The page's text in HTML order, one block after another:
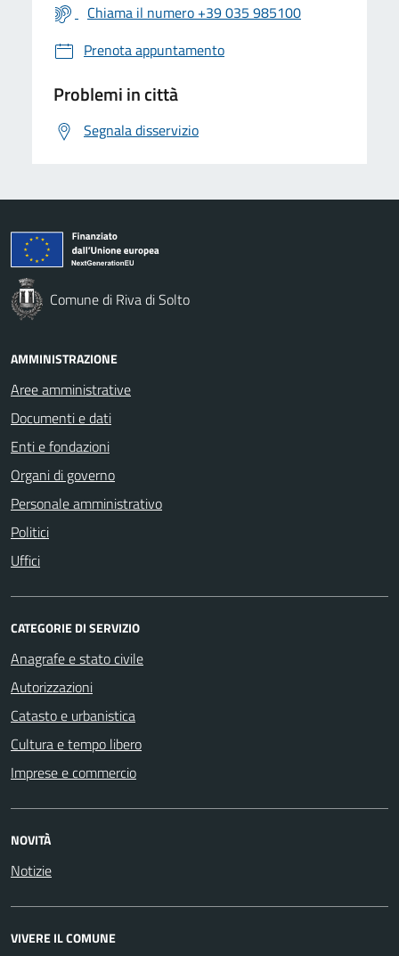
Chiama il numero +39 035 985100
Prenota appuntamento
Problemi in città
Segnala disservizio
Comune di Riva di Solto
AMMINISTRAZIONE
Aree amministrative
Documenti e dati
Enti e fondazioni
Organi di governo
Personale amministrativo
Politici
Uffici
CATEGORIE DI SERVIZIO
Anagrafe e stato civile
Autorizzazioni
Catasto e urbanistica
Cultura e tempo libero
Imprese e commercio
NOVITÀ
Notizie
VIVERE IL COMUNE